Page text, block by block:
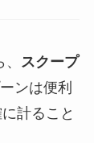
スクープ
ンは便利
計ること